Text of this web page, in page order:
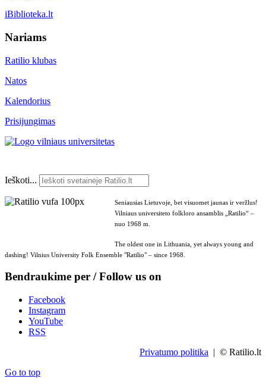
iBiblioteka.lt
Nariams
Ratilio klubas
Natos
Kalendorius
Prisijungimas
Ieškoti...
Seniausias Lietuvoje, bet visuomet jaunas ir veržlus!
Vilniaus universiteto folkloro ansamblis „Ratilio“ –
nuo 1968 m.
The oldest one in Lithuania, yet always young and
dashing! Vilnius University Folk Ensemble "Ratilio" – since 1968.
Bendraukime per / Follow us on
Facebook
Instagram
YouTube
RSS
Privatumo politika | © Ratilio.lt
Go to top